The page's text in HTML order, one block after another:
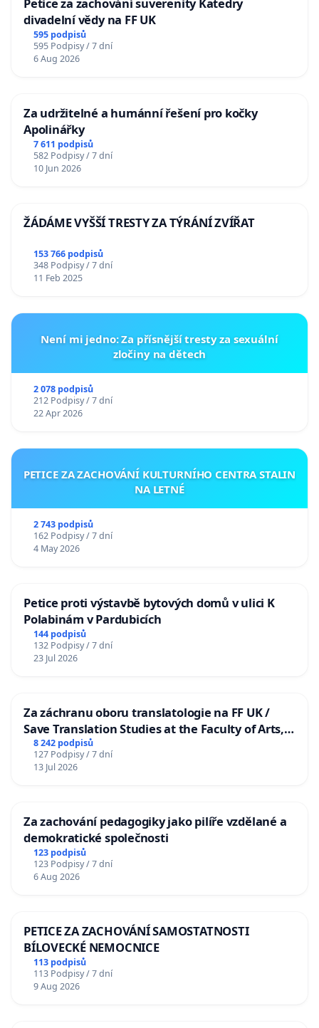
Petice za zachování suverenity Katedry
divadelní vědy na FF UK
595 podpisů
595 Podpisy / 7 dní
6 Aug 2026
Za udržitelné a humánní řešení pro kočky
Apolinářky
7 611 podpisů
582 Podpisy / 7 dní
10 Jun 2026
ŽÁDÁME VYŠŠÍ TRESTY ZA TÝRÁNÍ ZVÍŘAT
153 766 podpisů
348 Podpisy / 7 dní
11 Feb 2025
Není mi jedno: Za přísnější tresty za sexuální
zločiny na dětech
2 078 podpisů
212 Podpisy / 7 dní
22 Apr 2026
PETICE ZA ZACHOVÁNÍ KULTURNÍHO CENTRA STALIN
NA LETNÉ
2 743 podpisů
162 Podpisy / 7 dní
4 May 2026
Petice proti výstavbě bytových domů v ulici K
Polabinám v Pardubicích
144 podpisů
132 Podpisy / 7 dní
23 Jul 2026
Za záchranu oboru translatologie na FF UK /
Save Translation Studies at the Faculty of Arts,
Charles University
8 242 podpisů
127 Podpisy / 7 dní
13 Jul 2026
Za zachování pedagogiky jako pilíře vzdělané a
demokratické společnosti
123 podpisů
123 Podpisy / 7 dní
6 Aug 2026
PETICE ZA ZACHOVÁNÍ SAMOSTATNOSTI
BÍLOVECKÉ NEMOCNICE
113 podpisů
113 Podpisy / 7 dní
9 Aug 2026